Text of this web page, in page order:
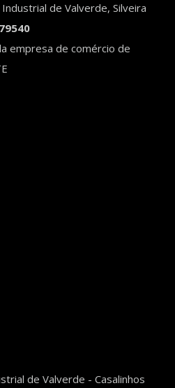
de Valverde, Silveira
empresa de comércio de
de Valverde - Casalinhos